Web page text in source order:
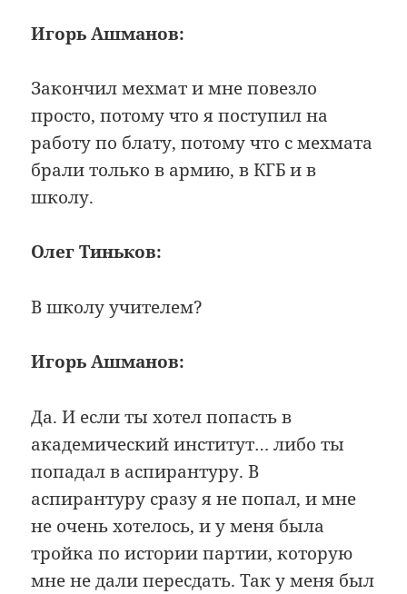
Игорь Ашманов:
Закончил мехмат и мне повезло
просто, потому что я поступил на
работу по блату, потому что с мехмата
брали только в армию, в КГБ и в
школу.
Олег Тиньков:
В школу учителем?
Игорь Ашманов:
Да. И если ты хотел попасть в
академический институт… либо ты
попадал в аспирантуру. В
аспирантуру сразу я не попал, и мне
не очень хотелось, и у меня была
тройка по истории партии, которую
мне не дали пересдать. Так у меня был